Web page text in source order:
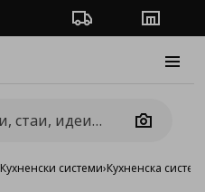
Проследяване на
Camera
Кухненски системи›Кухненска